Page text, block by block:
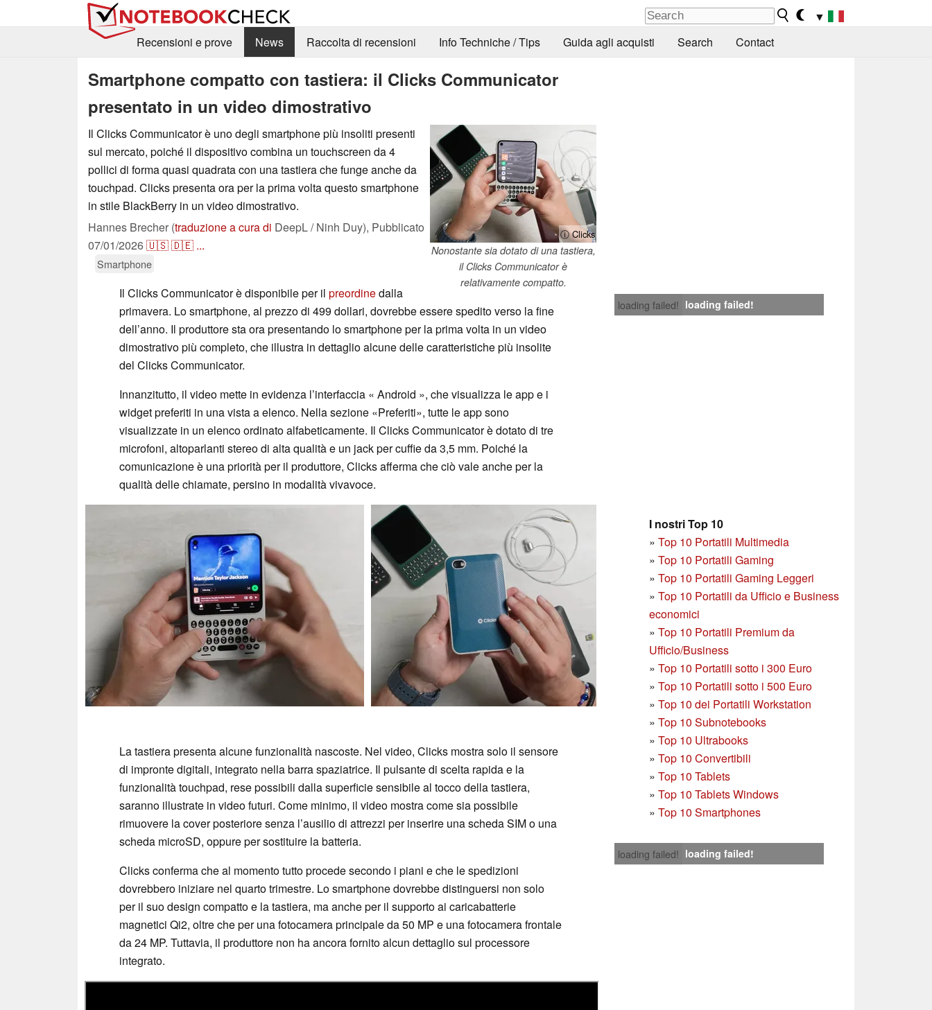
▼
Recensioni e prove
News Raccolta di recensioni Info Techniche / Tips Guida agli acquisti Search Contact
Smartphone compatto con tastiera: il Clicks Communicator
presentato in un video dimostrativo
ⓘ Clicks
Nonostante sia dotato di una tastiera,
il Clicks Communicator è
relativamente compatto.
Il Clicks Communicator è uno degli smartphone più insoliti presenti
sul mercato, poiché il dispositivo combina un touchscreen da 4
pollici di forma quasi quadrata con una tastiera che funge anche da
touchpad. Clicks presenta ora per la prima volta questo smartphone
in stile BlackBerry in un video dimostrativo.
Hannes Brecher (traduzione a cura di DeepL / Ninh Duy), Pubblicato
07/01/2026🇺🇸🇩🇪 ...
Smartphone
loading failed! loading failed!
Il Clicks Communicator è disponibile per il preordinedalla
primavera. Lo smartphone, al prezzo di 499 dollari, dovrebbe essere spedito verso la fine
dell’anno. Il produttore sta ora presentando lo smartphone per la prima volta in un video
dimostrativo più completo, che illustra in dettaglio alcune delle caratteristiche più insolite
del Clicks Communicator.
Innanzitutto, il video mette in evidenza l’interfaccia « Android », che visualizza le app e i
widget preferiti in una vista a elenco. Nella sezione «Preferiti», tutte le app sono
visualizzate in un elenco ordinato alfabeticamente. Il Clicks Communicator è dotato di tre
microfoni, altoparlanti stereo di alta qualità e un jack per cuffie da 3,5 mm. Poiché la
comunicazione è una priorità per il produttore, Clicks afferma che ciò vale anche per la
qualità delle chiamate, persino in modalità vivavoce.
I nostri Top 10
» Top 10 Portatili Multimedia
» Top 10 Portatili Gaming
» Top 10 Portatili Gaming Leggeri
» Top 10 Portatili da Ufficio e Business
economici
» Top 10 Portatili Premium da
Ufficio/Business
» Top 10 Portatili sotto i 300 Euro
» Top 10 Portatili sotto i 500 Euro
» Top 10 dei Portatili Workstation
» Top 10 Subnotebooks
» Top 10 Ultrabooks
» Top 10 Convertibili
» Top 10 Tablets
» Top 10 Tablets Windows
» Top 10 Smartphones
loading failed! loading failed!
La tastiera presenta alcune funzionalità nascoste. Nel video, Clicks mostra solo il sensore
di impronte digitali, integrato nella barra spaziatrice. Il pulsante di scelta rapida e la
funzionalità touchpad, rese possibili dalla superficie sensibile al tocco della tastiera,
saranno illustrate in video futuri. Come minimo, il video mostra come sia possibile
rimuovere la cover posteriore senza l’ausilio di attrezzi per inserire una scheda SIM o una
scheda microSD, oppure per sostituire la batteria.
Clicks conferma che al momento tutto procede secondo i piani e che le spedizioni
dovrebbero iniziare nel quarto trimestre. Lo smartphone dovrebbe distinguersi non solo
per il suo design compatto e la tastiera, ma anche per il supporto ai caricabatterie
magnetici Qi2, oltre che per una fotocamera principale da 50 MP e una fotocamera frontale
da 24 MP. Tuttavia, il produttore non ha ancora fornito alcun dettaglio sul processore
integrato.